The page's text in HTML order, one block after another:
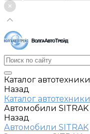
Каталог автотехники
Назад
Каталог автотехники
Автомобили SITRAK
Назад
Автомобили SITRAK